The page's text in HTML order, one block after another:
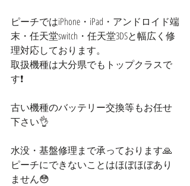
ピーチではiPhone・iPad・アンドロイド端
末・任天堂switch・任天堂3DSと幅広く修
理対応しております。
取扱機種は大分県でもトップクラスで
す❗️
古い機種のバッテリー交換等もお任せ
下さい👌
水没・基盤修理まで承っております🙏
ピーチにできないことはほぼほぼあり
ません😳